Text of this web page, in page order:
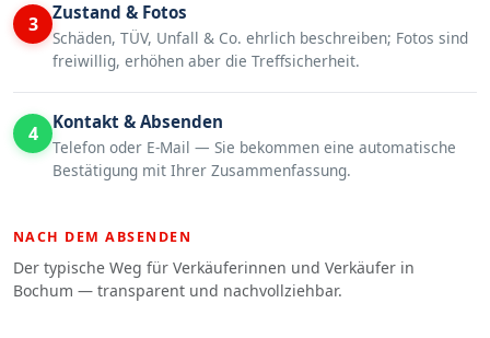
3 Zustand & Fotos
Schäden, TÜV, Unfall & Co. ehrlich beschreiben; Fotos sind
freiwillig, erhöhen aber die Treffsicherheit.
4 Kontakt & Absenden
Telefon oder E-Mail — Sie bekommen eine automatische
Bestätigung mit Ihrer Zusammenfassung.
NACH DEM ABSENDEN
Der typische Weg für Verkäuferinnen und Verkäufer in
Bochum — transparent und nachvollziehbar.